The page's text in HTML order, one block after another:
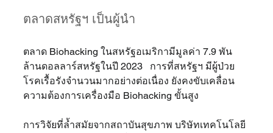
ตลาดสหรัฐฯ เป็นผู้นำ
ตลาด Biohacking ในสหรัฐอเมริกามีมูลค่า 7.9 พัน
ล้านดอลลาร์สหรัฐในปี 2023   การที่สหรัฐฯ มีผู้ป่วย
โรคเรื้อรังจำนวนมากอย่างต่อเนื่อง ยังคงขับเคลื่อน
ความต้องการเครื่องมือ Biohacking ขั้นสูง
การวิจัยที่ล้ำสมัยจากสถาบันสุขภาพ บริษัทเทคโนโลยี